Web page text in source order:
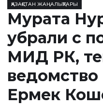
ҚАЗАҚСТАН ЖАҢАЛЫҚТАРЫ
Мурата
убрали с
МИД РК,
ведомство
Ермек